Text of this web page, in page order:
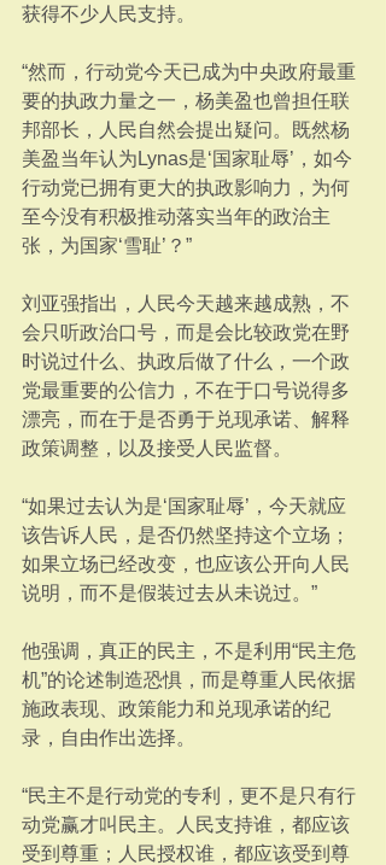
获得不少人民支持。
“然而，行动党今天已成为中央政府最重
要的执政力量之一，杨美盈也曾担任联
邦部长，人民自然会提出疑问。既然杨
美盈当年认为Lynas是‘国家耻辱’，如今
行动党已拥有更大的执政影响力，为何
至今没有积极推动落实当年的政治主
张，为国家‘雪耻’？”
刘亚强指出，人民今天越来越成熟，不
会只听政治口号，而是会比较政党在野
时说过什么、执政后做了什么，一个政
党最重要的公信力，不在于口号说得多
漂亮，而在于是否勇于兑现承诺、解释
政策调整，以及接受人民监督。
“如果过去认为是‘国家耻辱’，今天就应
该告诉人民，是否仍然坚持这个立场；
如果立场已经改变，也应该公开向人民
说明，而不是假装过去从未说过。”
他强调，真正的民主，不是利用“民主危
机”的论述制造恐惧，而是尊重人民依据
施政表现、政策能力和兑现承诺的纪
录，自由作出选择。
“民主不是行动党的专利，更不是只有行
动党赢才叫民主。人民支持谁，都应该
受到尊重；人民授权谁，都应该受到尊